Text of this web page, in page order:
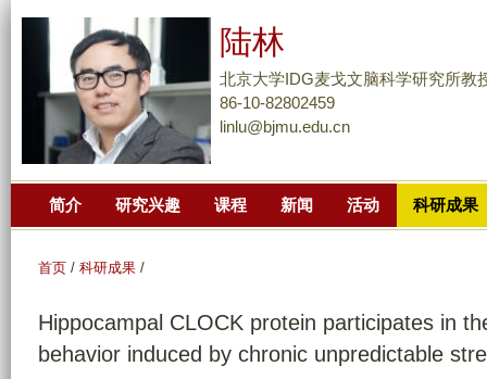
到
主
要
分
陆林
北京大学IDG麦戈文脑科学研究所教
86-10-82802459
linlu@bjmu.edu.cn
简介 研究兴趣 课程 新闻 活动 科研成果
首页 / 科研成果 /
Hippocampal CLOCK protein participates in
behavior induced by chronic unpredictable